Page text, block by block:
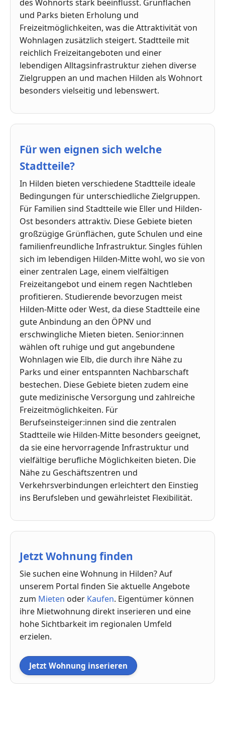
des Wohnorts stark beeinflusst. Grünflächen
und Parks bieten Erholung und
Freizeitmöglichkeiten, was die Attraktivität von
Wohnlagen zusätzlich steigert. Stadtteile mit
reichlich Freizeitangeboten und einer
lebendigen Alltagsinfrastruktur ziehen diverse
Zielgruppen an und machen Hilden als Wohnort
besonders vielseitig und lebenswert.
Für wen eignen sich welche
Stadtteile?
In Hilden bieten verschiedene Stadtteile ideale
Bedingungen für unterschiedliche Zielgruppen.
Für Familien sind Stadtteile wie Eller und Hilden-
Ost besonders attraktiv. Diese Gebiete bieten
großzügige Grünflächen, gute Schulen und eine
familienfreundliche Infrastruktur. Singles fühlen
sich im lebendigen Hilden-Mitte wohl, wo sie von
einer zentralen Lage, einem vielfältigen
Freizeitangebot und einem regen Nachtleben
profitieren. Studierende bevorzugen meist
Hilden-Mitte oder West, da diese Stadtteile eine
gute Anbindung an den ÖPNV und
erschwingliche Mieten bieten. Senior:innen
wählen oft ruhige und gut angebundene
Wohnlagen wie Elb, die durch ihre Nähe zu
Parks und einer entspannten Nachbarschaft
bestechen. Diese Gebiete bieten zudem eine
gute medizinische Versorgung und zahlreiche
Freizeitmöglichkeiten. Für
Berufseinsteiger:innen sind die zentralen
Stadtteile wie Hilden-Mitte besonders geeignet,
da sie eine hervorragende Infrastruktur und
vielfältige berufliche Möglichkeiten bieten. Die
Nähe zu Geschäftszentren und
Verkehrsverbindungen erleichtert den Einstieg
ins Berufsleben und gewährleistet Flexibilität.
Jetzt Wohnung finden
Sie suchen eine Wohnung in Hilden? Auf
unserem Portal finden Sie aktuelle Angebote
zum Mieten oder Kaufen. Eigentümer können
ihre Mietwohnung direkt inserieren und eine
hohe Sichtbarkeit im regionalen Umfeld
erzielen.
Jetzt Wohnung inserieren